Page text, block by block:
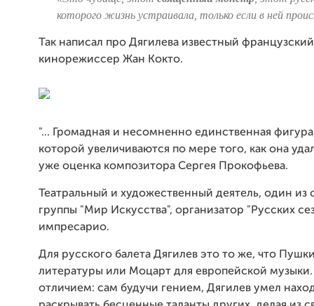
которого жизнь устраивала, только если в ней
Так написал про Дягилева известный
кинорежиссер Жан Кокто.
"... Громадная и несомненно единственная
которой увеличиваются по мере того, как она
уже оценка композитора Сергея Прокофьева.
Театральный и художественный деятель, один из
группы "Мир Искусства", организатор "Русских
импресарио.
Для русского балета Дягилев это то же, что
литературы или Моцарт для европейской
отличием: сам будучи гением, Дягилев умел